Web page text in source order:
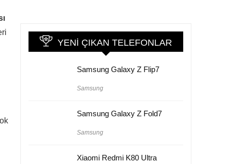
YENI ÇIKAN TELEFONLAR
Samsung Galaxy Z Flip7
Samsung
Samsung Galaxy Z Fold7
Samsung
Xiaomi Redmi K80 Ultra